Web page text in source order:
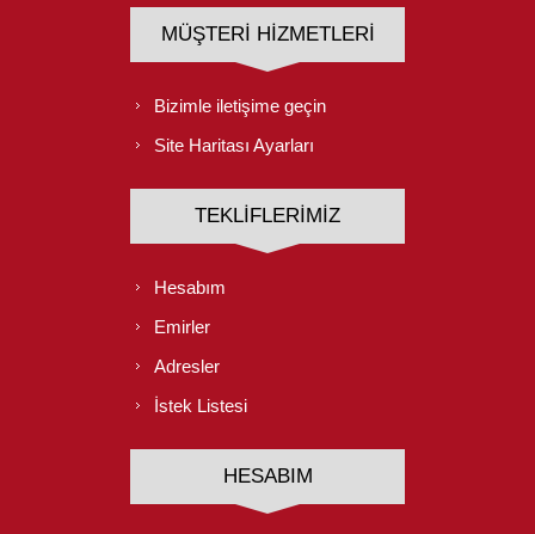
MÜŞTERI HIZMETLERI
Bizimle iletişime geçin
Site Haritası Ayarları
TEKLIFLERIMIZ
Hesabım
Emirler
Adresler
İstek Listesi
HESABIM